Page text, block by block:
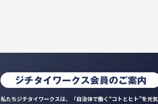
私たちジチタイワークスは、「自治体で働く“コトとヒト”を元気